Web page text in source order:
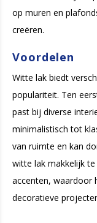
op muren en
creëren.
Voordelen
Witte lak biedt
populariteit. Ten
past bij diverse
minimalistisch tot
van ruimte en kan
witte lak makkelijk
accenten, waardoor
decoratieve